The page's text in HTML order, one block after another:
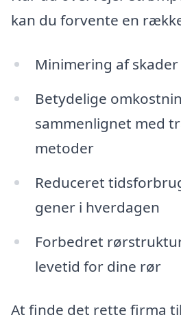
kan du forvente en
Minimering af
Betydelige
sammenlignet med
metoder
Reduceret
gener i hverdagen
Forbedret
levetid for dine rør
At finde det rette firma